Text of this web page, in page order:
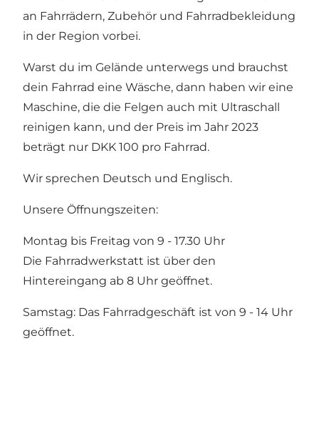
an Fahrrädern, Zubehör und Fahrradbekleidung
in der Region vorbei.
Warst du im Gelände unterwegs und brauchst
dein Fahrrad eine Wäsche, dann haben wir eine
Maschine, die die Felgen auch mit Ultraschall
reinigen kann, und der Preis im Jahr 2023
beträgt nur DKK 100 pro Fahrrad.
Wir sprechen Deutsch und Englisch.
Unsere Öffnungszeiten:
Montag bis Freitag von 9 - 17.30 Uhr
Die Fahrradwerkstatt ist über den
Hintereingang ab 8 Uhr geöffnet.
Samstag: Das Fahrradgeschäft ist von 9 - 14 Uhr
geöffnet.